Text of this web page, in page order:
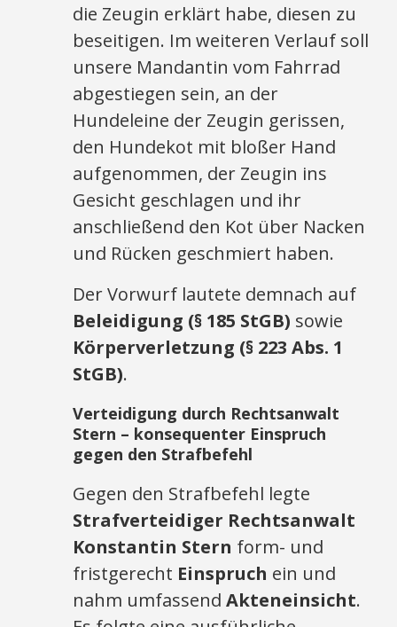
die Zeugin erklärt habe, diesen zu
beseitigen. Im weiteren Verlauf soll
unsere Mandantin vom Fahrrad
abgestiegen sein, an der
Hundeleine der Zeugin gerissen,
den Hundekot mit bloßer Hand
aufgenommen, der Zeugin ins
Gesicht geschlagen und ihr
anschließend den Kot über Nacken
und Rücken geschmiert haben.
Der Vorwurf lautete demnach auf
Beleidigung (§ 185 StGB) sowie
Körperverletzung (§ 223 Abs. 1
StGB).
Verteidigung durch Rechtsanwalt
Stern – konsequenter Einspruch
gegen den Strafbefehl
Gegen den Strafbefehl legte
Strafverteidiger Rechtsanwalt
Konstantin Stern form- und
fristgerecht Einspruch ein und
nahm umfassendAkteneinsicht.